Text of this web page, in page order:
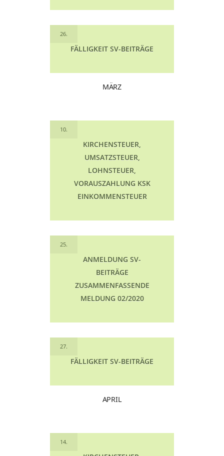
26.
FÄLLIGKEIT SV-BEITRÄGE
MÄRZ
10.
KIRCHENSTEUER,
UMSATZSTEUER,
LOHNSTEUER,
VORAUSZAHLUNG KSK
EINKOMMENSTEUER
25.
ANMELDUNG SV-
BEITRÄGE
ZUSAMMENFASSENDE
MELDUNG 02/2020
27.
FÄLLIGKEIT SV-BEITRÄGE
APRIL
14.